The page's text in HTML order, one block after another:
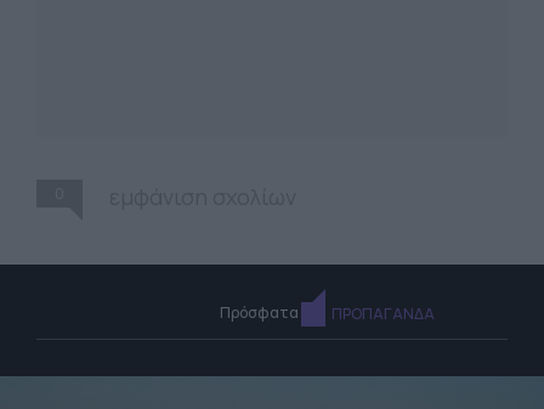
Πρόσφατα ΠΡΟΠΑΓΑΝΔΑ